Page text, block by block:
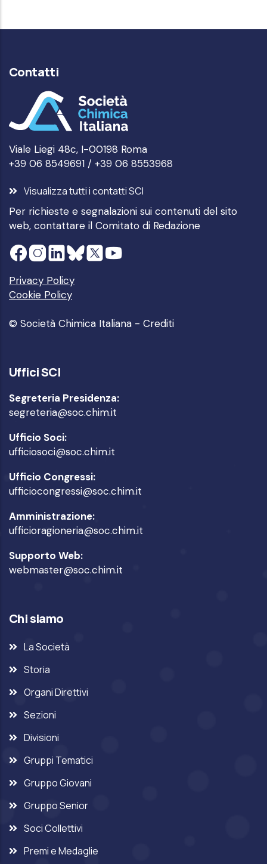
Contatti
Viale Liegi 48c, I-00198 Roma
+39 06 8549691 / +39 06 8553968
Visualizza tutti i contatti SCI
Per richieste e segnalazioni sui contenuti del sito
web, contattare il Comitato di Redazione
Privacy Policy
Cookie Policy
© Società Chimica Italiana - Crediti
Uffici SCI
Segreteria Presidenza:
segreteria@soc.chim.it
Ufficio Soci:
ufficiosoci@soc.chim.it
Ufficio Congressi:
ufficiocongressi@soc.chim.it
Amministrazione:
ufficioragioneria@soc.chim.it
Supporto Web:
webmaster@soc.chim.it
Chi siamo
La Società
Storia
Organi Direttivi
Sezioni
Divisioni
Gruppi Tematici
Gruppo Giovani
Gruppo Senior
Soci Collettivi
Premi e Medaglie